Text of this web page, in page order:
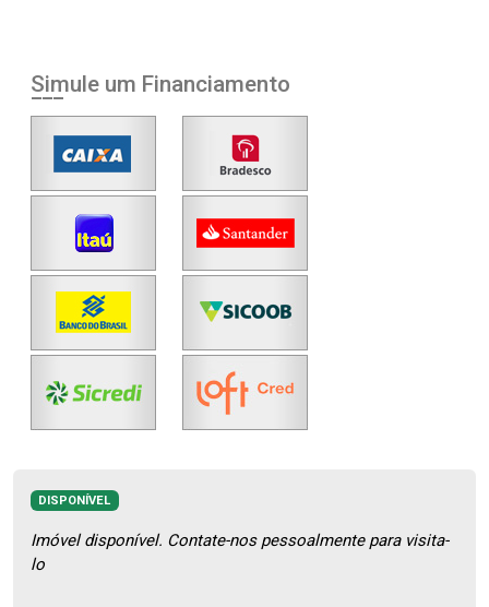
Simule um Financiamento
DISPONÍVEL
Imóvel disponível. Contate-nos pessoalmente para visita-
lo